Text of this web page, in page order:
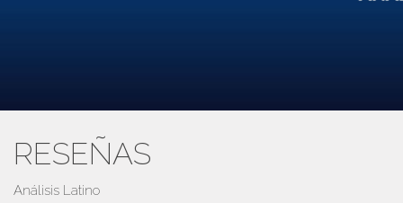
RESEÑAS
Análisis Latino